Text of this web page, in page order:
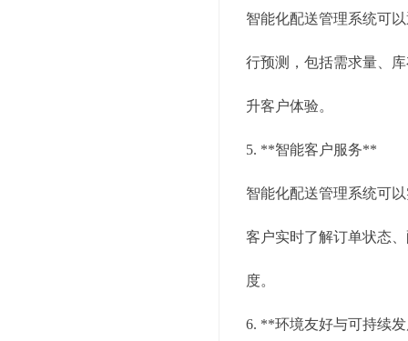
智能化配送管理系统可
行预测，包括需求量、
升客户体验。
5. **智能客户服务**
智能化配送管理系统可
客户实时了解订单状态
度。
6. **环境友好与可持续